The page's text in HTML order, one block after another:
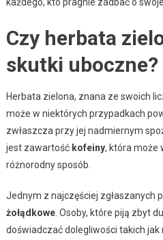
Czy herbata
skutki uboczne?
Herbata zielona, znana ze swoich
może w niektórych przypadkach
zwłaszcza przy jej nadmiernym
jest zawartość kofeiny, która może
różnorodny sposób.
Jednym z najczęściej zgłaszanych
żołądkowe. Osoby, które piją zbyt
doświadczać dolegliwości takich